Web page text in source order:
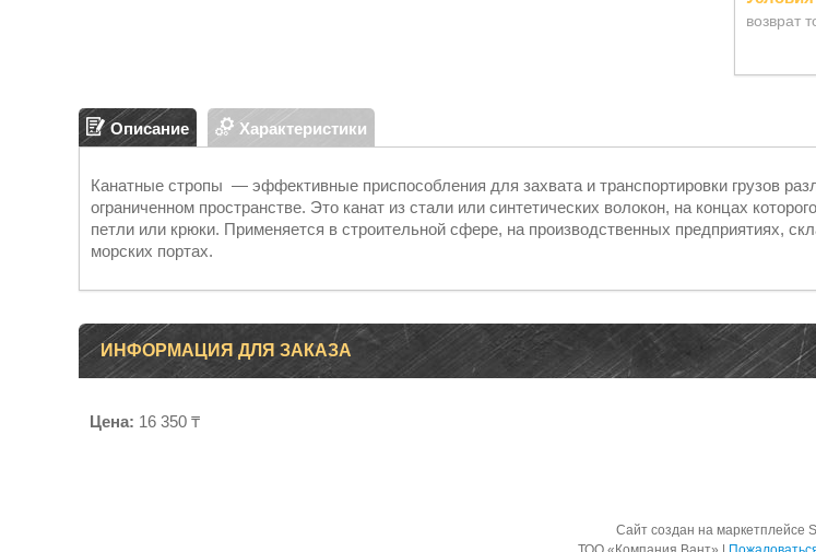
возврат
Описание Характеристики
Канатные стропы — эффективные приспособления для захвата и транспортировки грузов
ограниченном пространстве. Это канат из стали или синтетических волокон, на концах
петли или крюки. Применяется в строительной сфере, на производственных предприятиях,
морских портах.
ИНФОРМАЦИЯ ДЛЯ ЗАКАЗА
Цена: 16 350 ₸
Сайт создан на маркетплейсе